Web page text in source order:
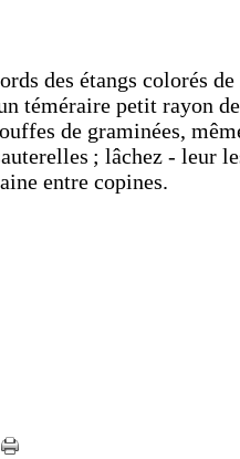
des étangs colorés
téméraire petit rayon
de graminées,
; lâchez - leur
entre copines.